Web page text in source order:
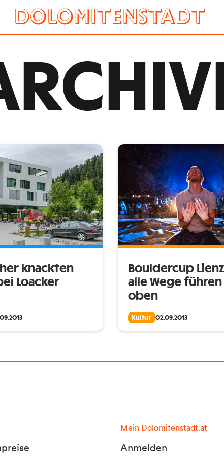
knackten
Loacker
Bouldercup
alle Wege führen
oben
Kultur 02.09.2013
Mein Dolomitenstadt.at
Anmelden